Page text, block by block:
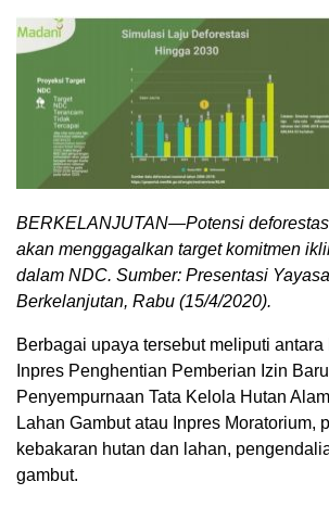
BERKELANJUTAN—Potensi
akan menggagalkan target komitmen
dalam NDC. Sumber: Presentasi
Berkelanjutan, Rabu (15/4/2020).
Berbagai upaya tersebut meliputi
Inpres Penghentian Pemberian Izin
Penyempurnaan Tata Kelola Hutan
Lahan Gambut atau Inpres Moratorium,
kebakaran hutan dan lahan,
gambut.